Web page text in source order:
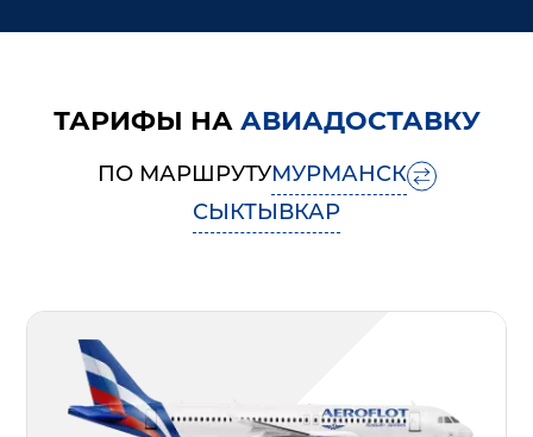
ТАРИФЫ НА АВИАДОСТАВКУ
ПО МАРШРУТУМУРМАНСК
СЫКТЫВКАР